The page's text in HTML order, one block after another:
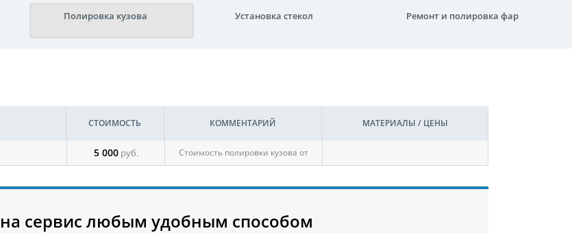
Полировка кузова Установка стекол Ремонт и полировка фар
СТОИМОСТЬ КОММЕНТАРИЙ МАТЕРИАЛЫ / ЦЕНЫ
5 000руб. Стоимость полировки кузова от
сервис любым удобным способом